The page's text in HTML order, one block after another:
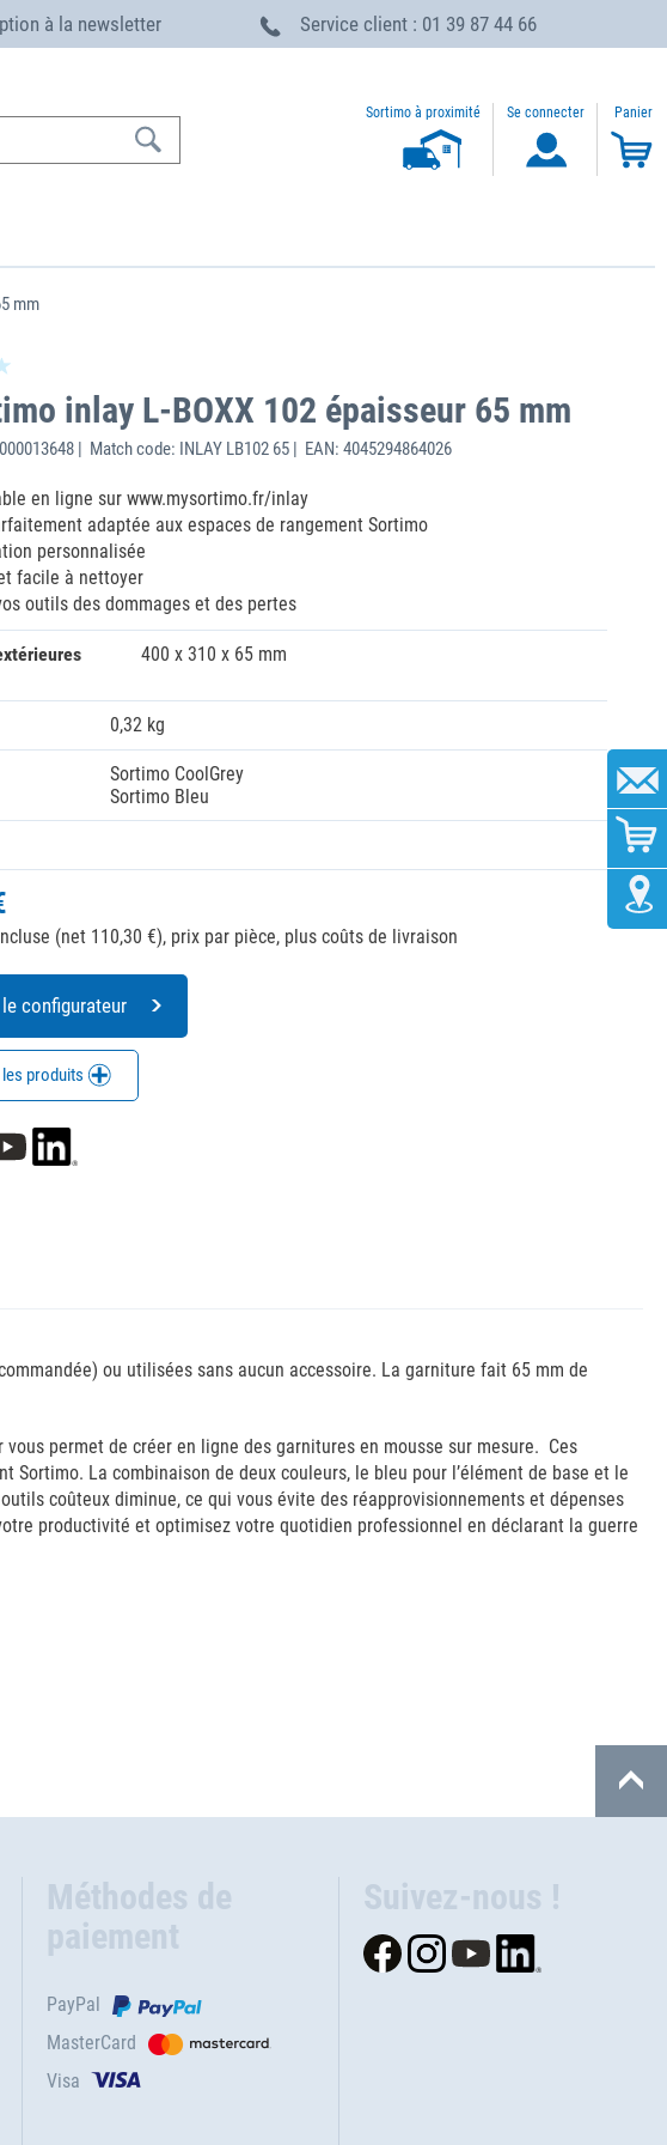
à la newsletter Service client : 01 39 87 44 66
Sortimo à proximité Se connecter Panier
mm
inlay L-BOXX 102 épaisseur 65 mm
| Match code: INLAY LB102 65 | EAN: 4045294864026
en ligne sur www.mysortimo.fr/inlay
adaptée aux espaces de rangement Sortimo
personnalisée
facile à nettoyer
outils des dommages et des pertes
400 x 310 x 65 mm
0,32 kg
Sortimo CoolGrey
Sortimo Bleu
(net 110,30 €), prix par pièce, plus coûts de livraison
configurateur
produits
ou utilisées sans aucun accessoire. La garniture fait 65 mm de
permet de créer en ligne des garnitures en mousse sur mesure. Ces
La combinaison de deux couleurs, le bleu pour l’élément de base et le
coûteux diminue, ce qui vous évite des réapprovisionnements et dépenses
productivité et optimisez votre quotidien professionnel en déclarant la guerre
Méthodes de
paiement
PayPal
MasterCard
Visa
Suivez-nous !